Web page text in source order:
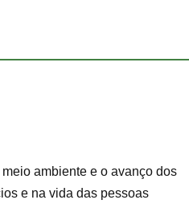
ambiente e o avanço dos
e na vida das pessoas